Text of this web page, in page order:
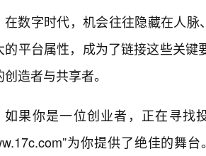
在数字时代，机会往往隐藏在人脉
的平台属性，成为了链接这些关
造者与共享者。
如果你是一位创业者，正在寻找
为你提供了绝佳的舞